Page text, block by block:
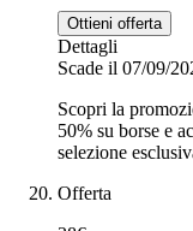
Ottieni offerta
Dettagli
Scade il 07/09/
Scopri la
50% su borse e
selezione
Offerta